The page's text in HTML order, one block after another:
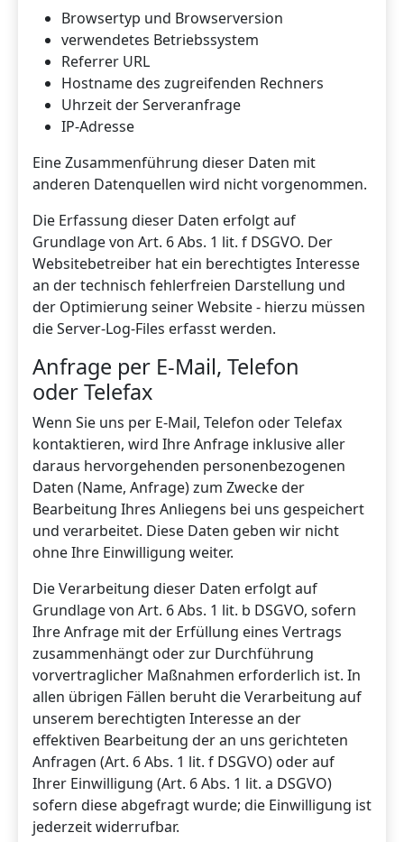
Browsertyp und Browserversion
verwendetes Betriebssystem
Referrer URL
Hostname des zugreifenden Rechners
Uhrzeit der Serveranfrage
IP-Adresse
Eine Zusammenführung dieser Daten mit
anderen Datenquellen wird nicht vorgenommen.
Die Erfassung dieser Daten erfolgt auf
Grundlage von Art. 6 Abs. 1 lit. f DSGVO. Der
Websitebetreiber hat ein berechtigtes Interesse
an der technisch fehlerfreien Darstellung und
der Optimierung seiner Website - hierzu müssen
die Server-Log-Files erfasst werden.
Anfrage per E-Mail, Telefon
oder Telefax
Wenn Sie uns per E-Mail, Telefon oder Telefax
kontaktieren, wird Ihre Anfrage inklusive aller
daraus hervorgehenden personenbezogenen
Daten (Name, Anfrage) zum Zwecke der
Bearbeitung Ihres Anliegens bei uns gespeichert
und verarbeitet. Diese Daten geben wir nicht
ohne Ihre Einwilligung weiter.
Die Verarbeitung dieser Daten erfolgt auf
Grundlage von Art. 6 Abs. 1 lit. b DSGVO, sofern
Ihre Anfrage mit der Erfüllung eines Vertrags
zusammenhängt oder zur Durchführung
vorvertraglicher Maßnahmen erforderlich ist. In
allen übrigen Fällen beruht die Verarbeitung auf
unserem berechtigten Interesse an der
effektiven Bearbeitung der an uns gerichteten
Anfragen (Art. 6 Abs. 1 lit. f DSGVO) oder auf
Ihrer Einwilligung (Art. 6 Abs. 1 lit. a DSGVO)
sofern diese abgefragt wurde; die Einwilligung ist
jederzeit widerrufbar.